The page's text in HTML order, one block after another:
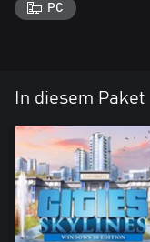
PC
In diesem Paket